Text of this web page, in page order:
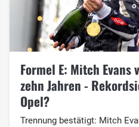
Formel E: Mitch Evans
zehn Jahren -
Opel?
Trennung bestätigt: Mitch